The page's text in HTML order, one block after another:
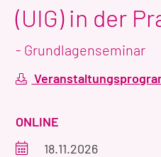
(UIG) in der
- Grundlagenseminar
VERANSTALTUNGSART
ONLINE
18.11.2026